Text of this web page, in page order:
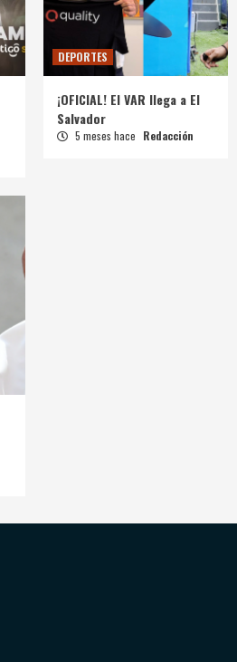
DEPORTES
¡OFICIAL! El VAR llega a El
Salvador
5 meses hace Redacción